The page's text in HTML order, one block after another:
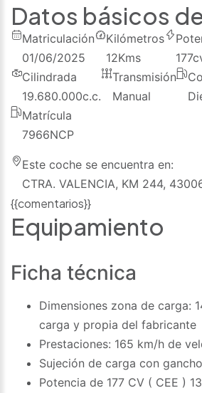
Datos básicos
Matriculación
01/06/2025
Kilómetros
12Kms
177
Cilindrada
19.680.000c.c.
Transmisión
Manual
Matrícula
7966NCP
Este coche se encuentra en:
CTRA. VALENCIA, KM 244,
{{comentarios}}
Equipamiento
Ficha técnica
Dimensiones zona de carga:
carga y propia del fabricante
Prestaciones: 165 km/h de
Sujeción de carga con
Potencia de 177 CV ( CEE )